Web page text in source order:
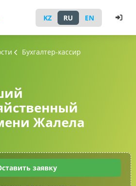
KZ RU EN
Бухгалтер-кассир
Жалела
заявку